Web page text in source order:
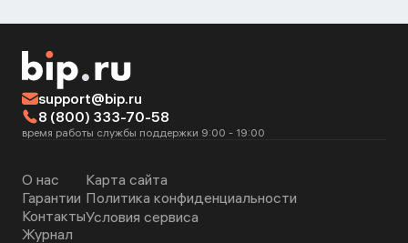
support@bip.ru
8 (800) 333-70-58
время работы службы поддержки 9:00 - 19:00
О нас
Гарантии
Контакты
Журнал
Карта сайта
Политика конфиденциальности
Условия сервиса